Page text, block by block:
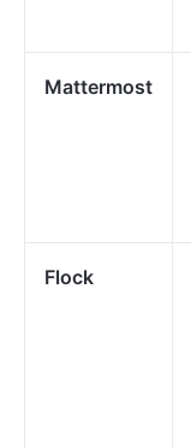
Mattermost
Flock